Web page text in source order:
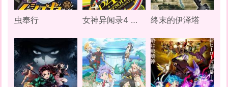
虫奉行 女神异闻录4 黄金版 终末的伊泽塔